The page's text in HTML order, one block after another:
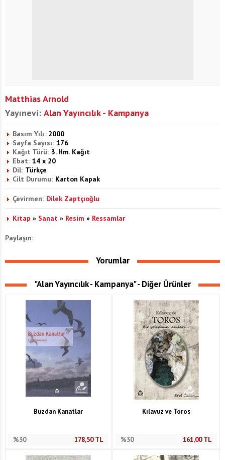
Matthias Arnold
Yayınevi: Alan Yayıncılık - Kampanya
Basım Yılı: 2000
Sayfa Sayısı: 176
Kağıt Türü: 3. Hm. Kağıt
Ebat: 14 x 20
Dil: Türkçe
Cilt Durumu: Karton Kapak
Çevirmen: Dilek Zaptçıoğlu
Kitap » Sanat » Resim » Ressamlar
Paylaşın:
Yorumlar
"Alan Yayıncılık - Kampanya" - Diğer Ürünler
Buzdan Kanatlar
%30 178,50TL
Kılavuz ve Toros
%30 161,00TL